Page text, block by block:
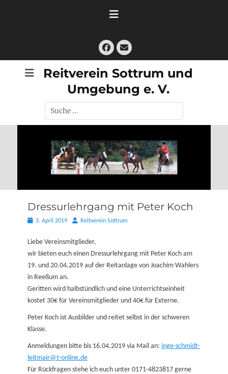
Facebook
E-
Mail
Reitverein Sottrum und
Umgebung e. V.
Suche
nach:
Dressurlehrgang mit Peter Koch
Posted3. April 2019 AutorReitverein Sottrum
Liebe Vereinsmitglieder,
wir bieten euch einen Dressurlehrgang mit Peter Koch am
19. und 20.04.2019 auf der Reitanlage von Joachim Wahlers
in Reeßum an.
Geritten wird halbstündlich und eine Unterrichtseinheit
kostet 30€ für Vereinsmitglieder und 40€ für Externe.
Peter Koch ist Ausbilder und reitet selbst in der schweren
Klasse.
Anmeldungen bitte bis 16.04.2019 via Mail an: inge-schmidt-
leitmair@t-online.de
Für Rückfragen stehe ich euch unter 0171-4823817 gerne